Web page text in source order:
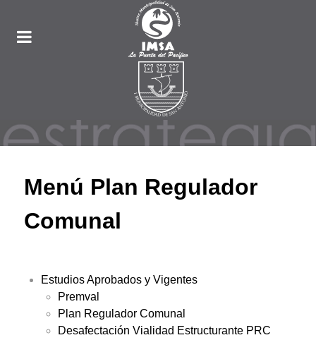
Menú Plan Regulador
Comunal
Estudios Aprobados y Vigentes
Premval
Plan Regulador Comunal
Desafectación Vialidad Estructurante PRC